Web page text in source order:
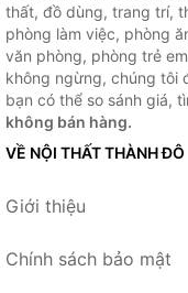
thất, đồ dùng, trang trí,
phòng làm việc, phòng
văn phòng, phòng trẻ
không ngừng, chúng tôi
bạn có thể so sánh giá,
không bán hàng.
VỀ NỘI THẤT THÀNH ĐÔ
Giới thiệu
Chính sách bảo mật